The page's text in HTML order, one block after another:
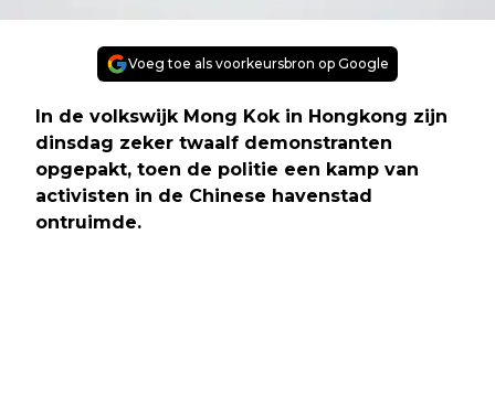
Voeg toe als voorkeursbron op Google
In de volkswijk Mong Kok in Hongkong zijn
dinsdag zeker twaalf demonstranten
opgepakt, toen de politie een kamp van
activisten in de Chinese havenstad
ontruimde.